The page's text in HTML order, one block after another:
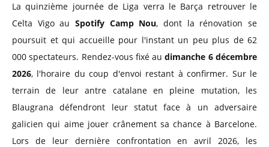
La quinzième journée de Liga verra le Barça retrouver le
Celta Vigo au Spotify Camp Nou, dont la rénovation se
poursuit et qui accueille pour l'instant un peu plus de 62
000 spectateurs. Rendez-vous fixé audimanche 6 décembre
2026, l'horaire du coup d'envoi restant à confirmer. Sur le
terrain de leur antre catalane en pleine mutation, les
Blaugrana défendront leur statut face à un adversaire
galicien qui aime jouer crânement sa chance à Barcelone.
Lors de leur dernière confrontation en avril 2026, les